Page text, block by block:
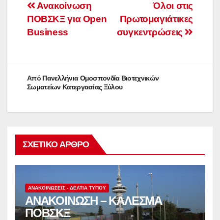
Πλοήγηση
άρθρων
Όλοι στις
Πρωτομαγιάτικες
συγκεντρώσεις
Ανακοίνωση
ΠΟΒΣΚΞ για Open
Business
Από Πανελλήνια Ομοσπονδία Βιοτεχνικών
Σωματείων Κατεργασίας Ξύλου
ΣΧΕΤΙΚΌ ΆΡΘΡΟ
ΑΝΑΚΟΙΝΏΣΕΙΣ - ΔΕΛΤΊΑ ΤΎΠΟΥ
ΑΝΑΚΟΙΝΩΣΗ – ΚΑΛΕΣΜΑ
ΠΟΒΣΚΞ